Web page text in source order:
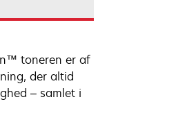
toneren er af
der altid
– samlet i